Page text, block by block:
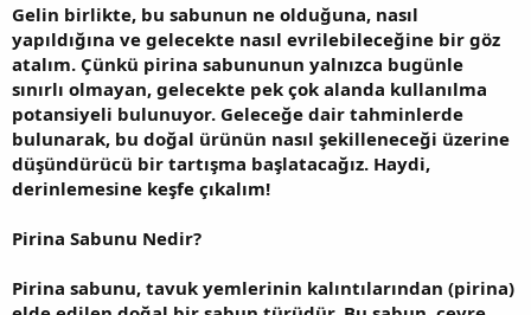
Gelin birlikte, bu sabunun ne olduğuna, nasıl
yapıldığına ve gelecekte nasıl evrilebileceğine bir göz
atalım. Çünkü pirina sabununun yalnızca bugünle
sınırlı olmayan, gelecekte pek çok alanda kullanılma
potansiyeli bulunuyor. Geleceğe dair tahminlerde
bulunarak, bu doğal ürünün nasıl şekilleneceği üzerine
düşündürücü bir tartışma başlatacağız. Haydi,
derinlemesine keşfe çıkalım!
Pirina Sabunu Nedir?
Pirina sabunu, tavuk yemlerinin kalıntılarından (pirina)